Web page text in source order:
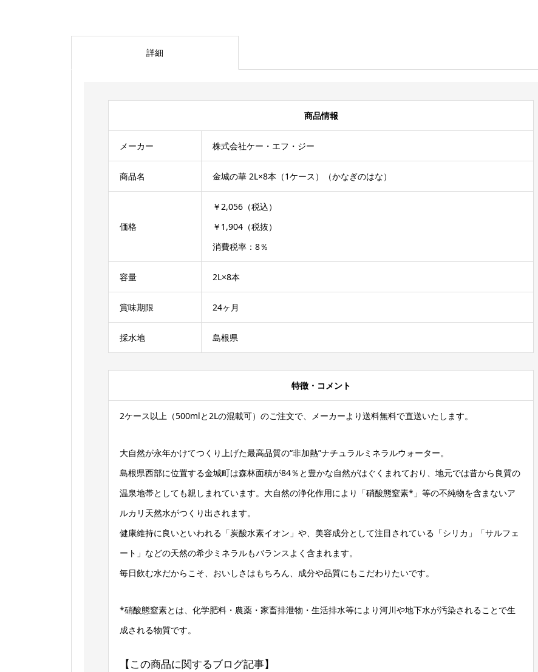
詳細
商品情報
メーカー 株式会社ケー・エフ・ジー
商品名 金城の華 2L×8本（1ケース）（かなぎのはな）
価格
￥2,056（税込）
￥1,904（税抜）
消費税率：8％
容量 2L×8本
賞味期限 24ヶ月
採水地 島根県
特徴・コメント
2ケース以上（500mlと2Lの混載可）のご注文で、メーカーより送料無料で直送いたします。
大自然が永年かけてつくり上げた最高品質の“非加熱”ナチュラルミネラルウォーター。
島根県西部に位置する金城町は森林面積が84％と豊かな自然がはぐくまれており、地元では昔から良質の
温泉地帯としても親しまれています。大自然の浄化作用により「硝酸態窒素*」等の不純物を含まないア
ルカリ天然水がつくり出されます。
健康維持に良いといわれる「炭酸水素イオン」や、美容成分として注目されている「シリカ」「サルフェ
ート」などの天然の希少ミネラルもバランスよく含まれます。
毎日飲む水だからこそ、おいしさはもちろん、成分や品質にもこだわりたいです。
*硝酸態窒素とは、化学肥料・農薬・家畜排泄物・生活排水等により河川や地下水が汚染されることで生
成される物質です。
【この商品に関するブログ記事】